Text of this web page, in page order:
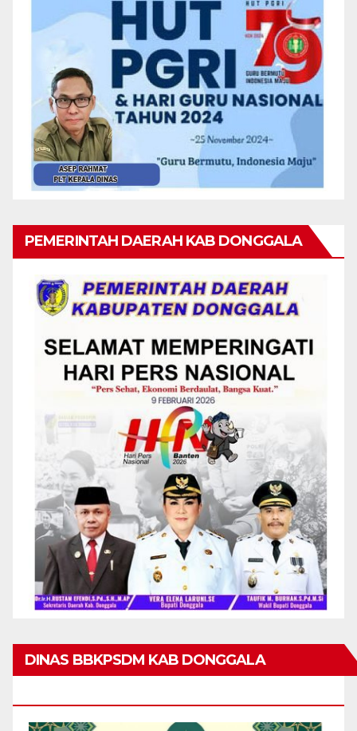
PEMERINTAH DAERAH KAB DONGGALA
DINAS BBKPSDM KAB DONGGALA